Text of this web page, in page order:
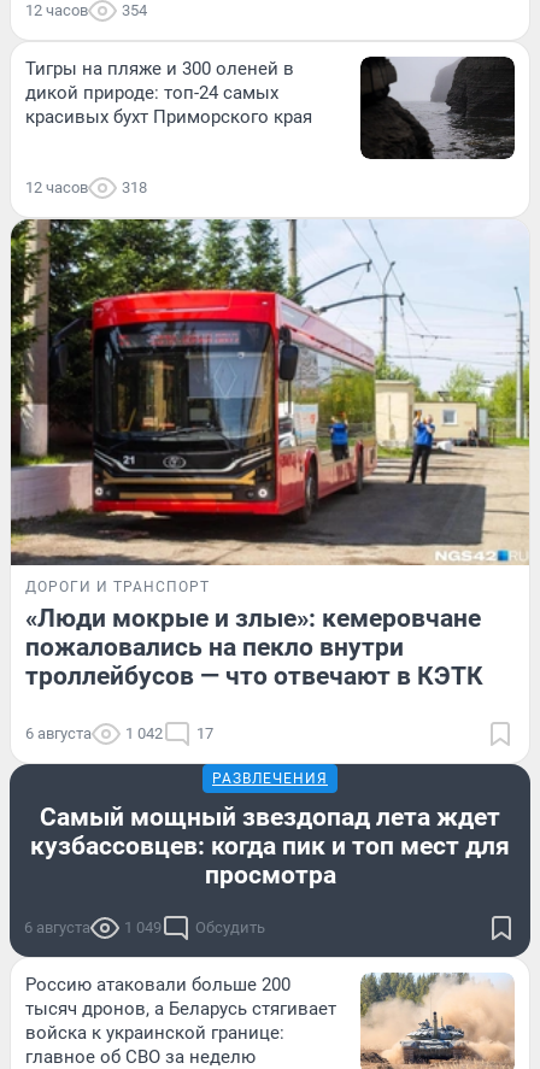
12 часов 354
Тигры на пляже и 300 оленей в
дикой природе: топ-24 самых
красивых бухт Приморского края
12 часов 318
ДОРОГИ И ТРАНСПОРТ
«Люди мокрые и злые»: кемеровчане
пожаловались на пекло внутри
троллейбусов — что отвечают в КЭТК
6 августа 1 042 17
РАЗВЛЕЧЕНИЯ
Самый мощный звездопад лета ждет
кузбассовцев: когда пик и топ мест для
просмотра
6 августа 1 049 Обсудить
Россию атаковали больше 200
тысяч дронов, а Беларусь стягивает
войска к украинской границе:
главное об СВО за неделю